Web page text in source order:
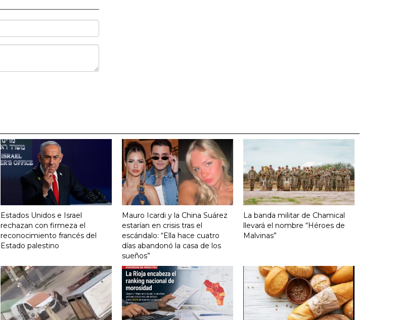
Estados Unidos e Israel
rechazan con firmeza el
reconocimiento francés del
Estado palestino
Mauro Icardi y la China Suárez
estarían en crisis tras el
escándalo: “Ella hace cuatro
días abandonó la casa de los
sueños”
La banda militar de Chamical
llevará el nombre “Héroes de
Malvinas”